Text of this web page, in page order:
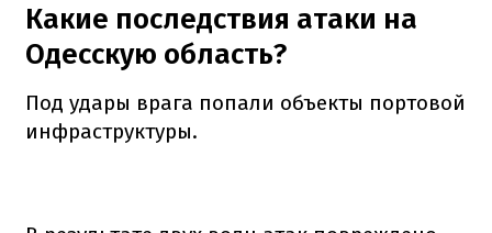
Какие последствия атаки на
Одесскую область?
Под удары врага попали объекты портовой
инфраструктуры.